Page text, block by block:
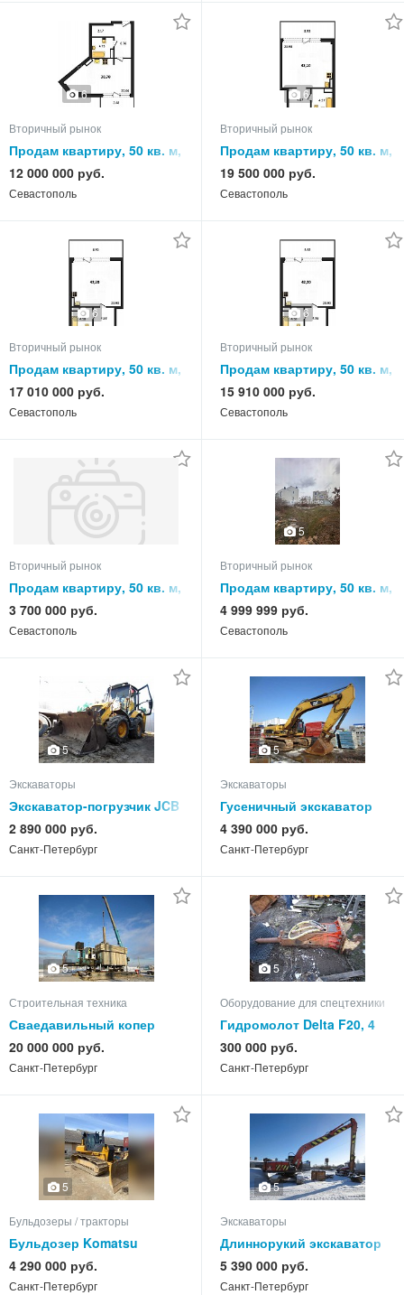
6
Вторичный рынок
Продам квартиру, 50 кв. м,
этаж
12 000 000 руб.
Севастополь
6
Вторичный рынок
Продам квартиру, 50 кв. м,
этаж
19 500 000 руб.
Севастополь
6
Вторичный рынок
Продам квартиру, 50 кв. м,
этаж
17 010 000 руб.
Севастополь
6
Вторичный рынок
Продам квартиру, 50 кв. м,
этаж
15 910 000 руб.
Севастополь
Вторичный рынок
Продам квартиру, 50 кв. м,
этаж
3 700 000 руб.
Севастополь
5
Вторичный рынок
Продам квартиру, 50 кв. м,
этаж
4 999 999 руб.
Севастополь
5
Экскаваторы
Экскаватор-погрузчик JCB
3CX Contractor,
кондиционер
2 890 000 руб.
Санкт-Петербург
5
Экскаваторы
Гусеничный экскаватор
CAT 336 DL, кондиционер
4 390 000 руб.
Санкт-Петербург
5
Строительная техника
Сваедавильный копер
Sunward ZYJ 320B, отл.
состояние
20 000 000 руб.
Санкт-Петербург
5
Оборудование для спецтехники
Гидромолот Delta F20, 4
шт, отличное состояние
300 000 руб.
Санкт-Петербург
5
Бульдозеры / тракторы
Бульдозер Komatsu
D61PX-15, болотоход, х2
шт
4 290 000 руб.
Санкт-Петербург
5
Экскаваторы
Длиннорукий экскаватор
Hitachi 200, 16 м, 2014 г.,
LONG REACH
5 390 000 руб.
Санкт-Петербург